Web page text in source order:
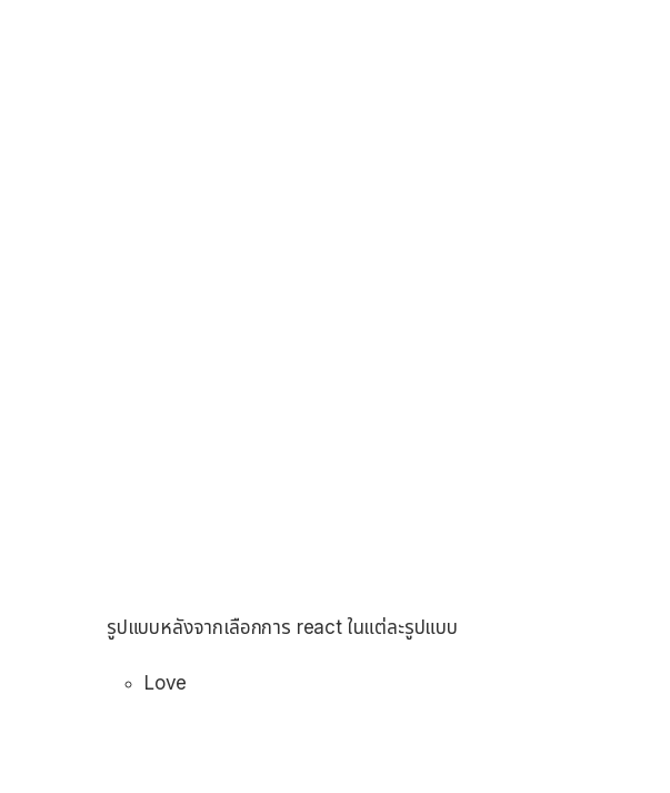
รูปแบบหลังจากเลือกการ react ในแต่ละรูปแบบ
Love